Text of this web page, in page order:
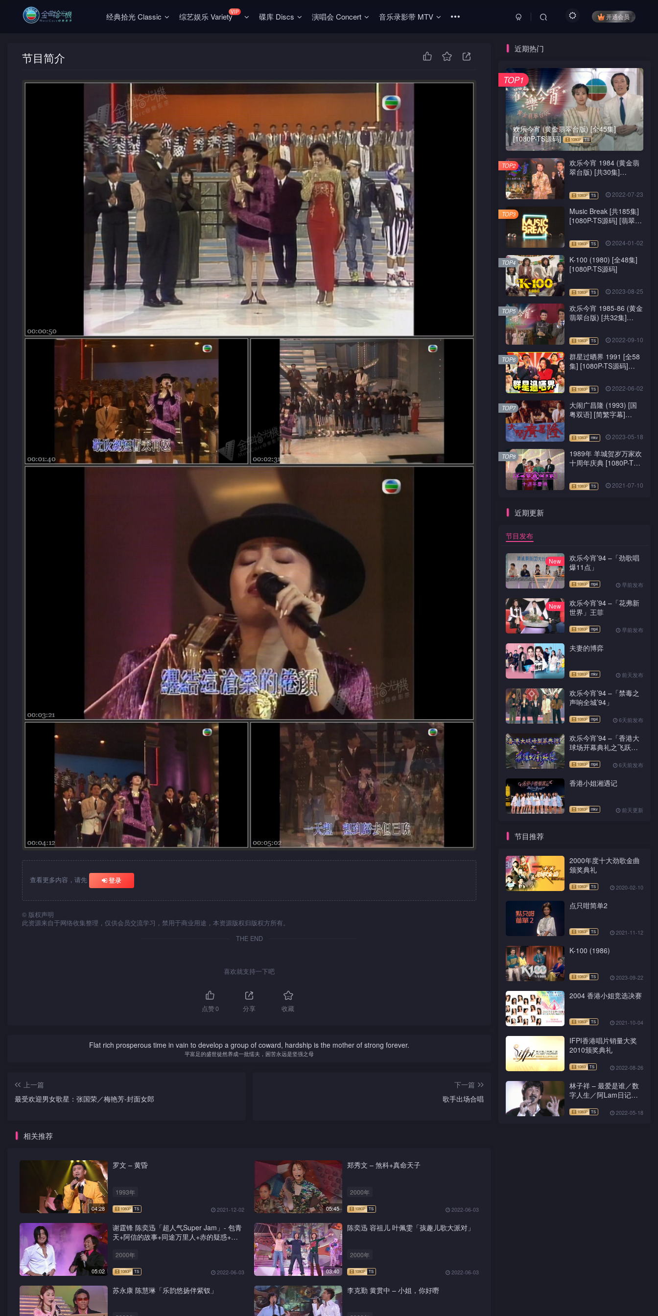
经典拾光 Classic 综艺娱乐 VarietyVIP 碟库 Discs 演唱会 Concert 音乐录影带 MTV 开通会员
节目简介
查看更多内容，请先 登录
© 版权声明
此资源来自于网络收集整理，仅供会员交流学习，禁用于商业用途，本资源版权归版权方所有。
THE END
喜欢就支持一下吧
点赞0 分享 收藏
Flat rich prosperous time in vain to develop a group of coward, hardship is the mother of strong forever.
平富足的盛世徒然养成一批懦夫，困苦永远是坚强之母
上一篇
最受欢迎男女歌星：张国荣／梅艳芳-封面女郎
下一篇
歌手出场合唱
相关推荐
04:28
罗文 – 黄昏
1993年
2021-12-02 05:45
郑秀文 – 煞科+真命天子
2000年
2022-06-03
05:02
谢霆锋 陈奕迅「超人气Super Jam」- 包青
天+阿信的故事+同途万里人+赤的疑惑+新
2000年
2022-06-03 03:40
陈奕迅 容祖儿 叶佩雯「孩趣儿歌大派对」
2000年
2022-06-03
苏永康 陈慧琳「乐韵悠扬伴紫钗」 李克勤 黄贯中 – 小姐，你好嘢
近期热门
欢乐今宵 (黄金翡翠台版) [全45集]
[1080P-TS源码]
TOP1
欢乐今宵 1984 (黄金翡
翠台版) [共30集]
2022-07-23
TOP2
Music Break [共185集]
[1080P-TS源码] [翡翠
2024-01-02
TOP3
K-100 (1980) [全48集]
[1080P-TS源码]
2023-08-25
TOP4
欢乐今宵 1985-86 (黄金
翡翠台版) [共32集]
2022-09-10
TOP5
群星过晒界 1991 [全58
集] [1080P-TS源码]
2022-06-02
TOP6
大闹广昌隆 (1993) [国
粤双语] [简繁字幕]
2023-05-18
TOP7
1989年 羊城贺岁万家欢
十周年庆典 [1080P-TS
2021-07-10
TOP8
近期更新
节目发布
New
欢乐今宵’94 –「劲歌唱
爆11点」
早前发布
New
欢乐今宵’94 –「花弗新
世界」王菲
早前发布
夫妻的博弈
前天发布
欢乐今宵’94 –「禁毒之
声响全城’94」
6天前发布
欢乐今宵’94 –「香港大
球场开幕典礼之飞跃幻
6天前发布
香港小姐湘遇记
前天更新
节目推荐
2000年度十大劲歌金曲
颁奖典礼
2020-02-10
点只咁简单2
2021-11-12
K-100 (1986)
2023-09-22
2004 香港小姐竞选决赛
2021-10-04
IFPI香港唱片销量大奖
2010颁奖典礼
2022-08-26
林子祥 – 最爱是谁／数
字人生／阿Lam日记／
2022-05-18